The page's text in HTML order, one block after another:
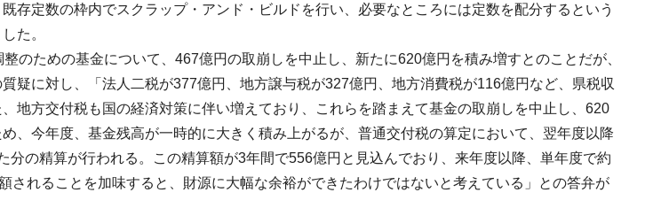
存定数の枠内でスクラップ・アンド・ビルドを行い、必要なところには定数を配分するという
た。
のための基金について、467億円の取崩しを中止し、新たに620億円を積み増すとのことだが、
疑に対し、「法人二税が377億円、地方譲与税が327億円、地方消費税が116億円など、県税収
地方交付税も国の経済対策に伴い増えており、これらを踏まえて基金の取崩しを中止し、620
、今年度、基金残高が一時的に大きく積み上がるが、普通交付税の算定において、翌年度以降
分の精算が行われる。この精算額が3年間で556億円と見込んでおり、来年度以降、単年度で約
されることを加味すると、財源に大幅な余裕ができたわけではないと考えている」との答弁が